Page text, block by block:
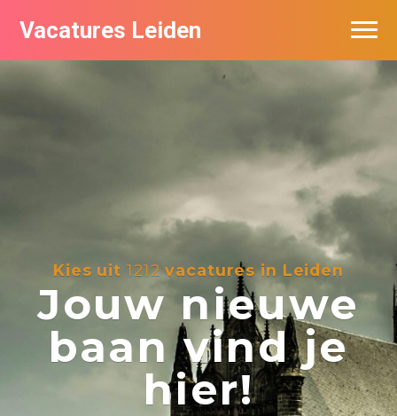
Vacatures Leiden
Kies uit 1212vacatures in Leiden
Jouw nieuwe
baan vind je
hier!
Vacatures per bedrijf